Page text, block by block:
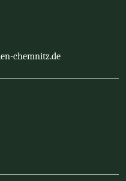
chemnitz.de